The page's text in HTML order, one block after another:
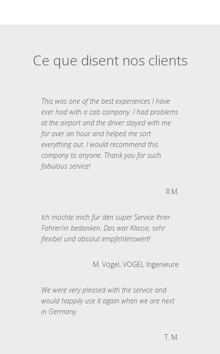
Ce que disent nos clients
This was one of the best experiences I have
ever had with a cab company. I had problems
at the airport and the driver stayed with me
for over an hour and helped me sort
everything out. I would recommend this
company to anyone. Thank you for such
fabulous service!
R.M.
Ich möchte mich für den super Service Ihrer
Fahrer/in bedanken. Das war Klasse, sehr
flexibel und absolut empfehlenswert!
M. Vogel, VOGEL Ingenieure
We were very pleased with the service and
would happily use it again when we are next
in Germany.
T. M.